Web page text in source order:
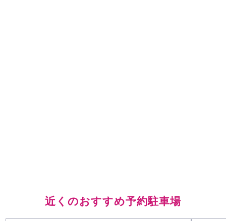
近くのおすすめ予約駐車場